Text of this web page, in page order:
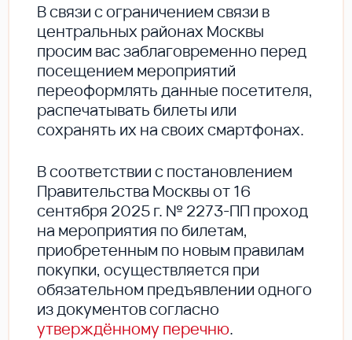
В cвязи с ограничением связи в
центральных районах Москвы
просим вас заблаговременно перед
посещением мероприятий
переоформлять данные посетителя,
распечатывать билеты или
сохранять их на своих смартфонах.
В соответствии с постановлением
Правительства Москвы от 16
сентября 2025 г. № 2273-ПП проход
на мероприятия по билетам,
приобретенным по новым правилам
покупки, осуществляется при
обязательном предъявлении одного
из документов согласно
утверждённому перечню.